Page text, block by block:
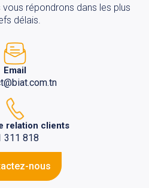
répondrons dans les plus
délais.
Email
relation clients
311 818
nous